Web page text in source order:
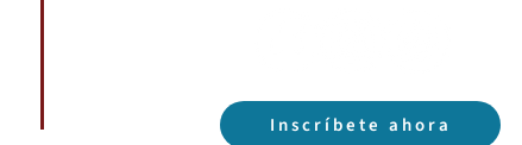
Inscríbete ahora